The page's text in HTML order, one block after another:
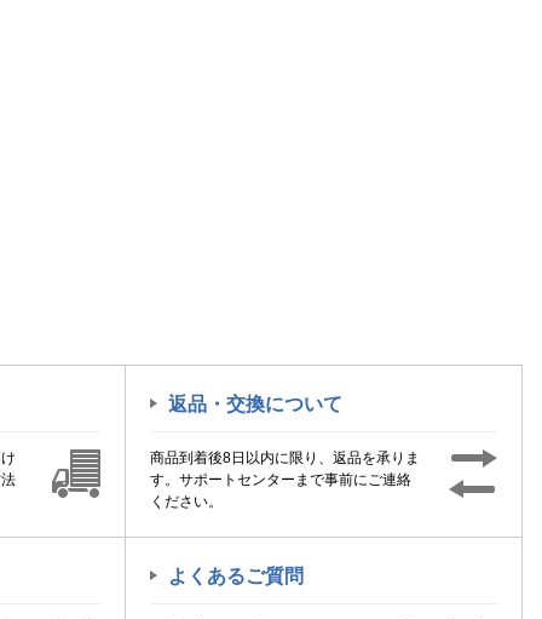
返品・交換について
商品到着後8日以内に限り、返品を承りま
す。サポートセンターまで事前にご連絡
ください。
よくあるご質問